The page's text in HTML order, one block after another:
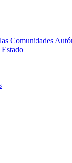
Comunidades